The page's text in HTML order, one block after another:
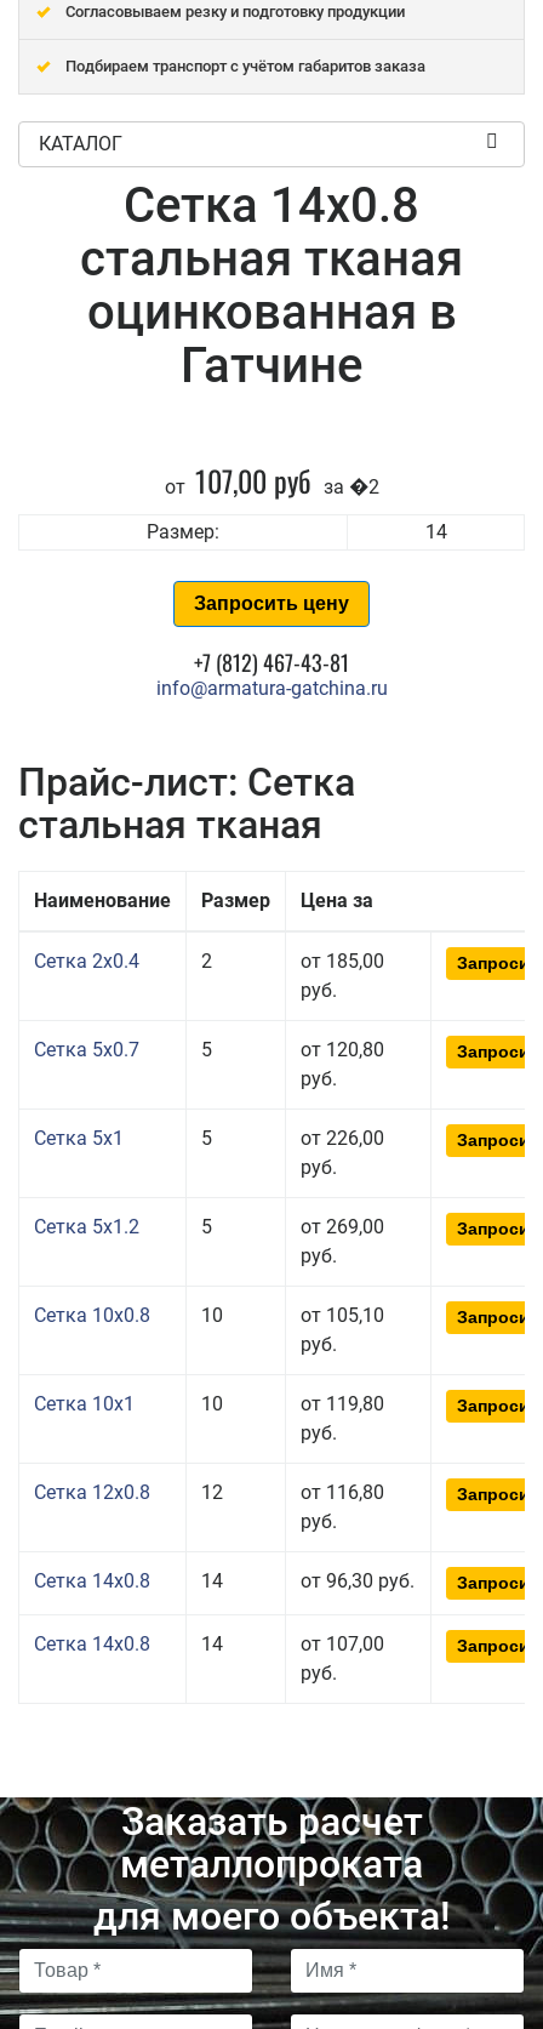
Согласовываем резку и подготовку продукции
Подбираем транспорт с учётом габаритов заказа
КАТАЛОГ
Сетка 14x0.8
стальная тканая
оцинкованная в
Гатчине
от 107,00 руб за �2
Размер:
14
Запросить цену
+7 (812) 467-43-81
info@armatura-gatchina.ru
Прайс-лист: Сетка
стальная тканая
Наименование Размер Цена за
Сетка 2x0.4 2
от 185,00
руб.
Сетка 5x0.7 5
от 120,80
руб.
Сетка 5x1 5
от 226,00
руб.
Сетка 5x1.2 5
от 269,00
руб.
Сетка 10x0.8 10
от 105,10
руб.
Сетка 10x1 10
от 119,80
руб.
Сетка 12x0.8 12
от 116,80
руб.
Сетка 14x0.8 14 от 96,30 руб.
Сетка 14x0.8 14
от 107,00
руб.
Заказать расчет
металлопроката
для моего объекта!